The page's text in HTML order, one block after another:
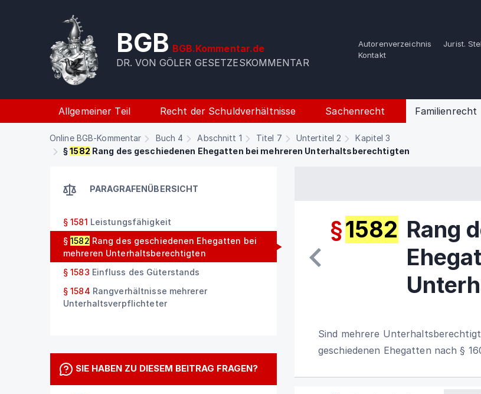
BGB BGB.Kommentar.de
DR. VON GÖLER GESETZESKOMMENTAR
Autorenverzeichnis
Jurist.
Kontakt
Allgemeiner Teil Recht der Schuldverhältnisse Sachenrecht Familienrecht
Online BGB-Kommentar Buch 4 Abschnitt 1 Titel 7 Untertitel 2
Kapitel 3
§1582 Rang des geschiedenen Ehegatten bei mehreren Unterhaltsberechtigten
PARAGRAFENÜBERSICHT
§ 1581 Leistungsfähigkeit
§1582 Rang des geschiedenen Ehegatten bei
mehreren Unterhaltsberechtigten
§ 1583 Einfluss des Güterstands
§ 1584 Rangverhältnisse mehrerer
Unterhaltsverpflichteter
SIE HABEN ZU DIESEM BEITRAG FRAGEN?
§1582 Rang
Sind mehrere
geschiedenen Ehegatten nach §